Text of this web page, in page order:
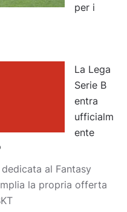
per i
La Lega
Serie B
entra
ufficialm
ente
al Fantasy
la propria offerta